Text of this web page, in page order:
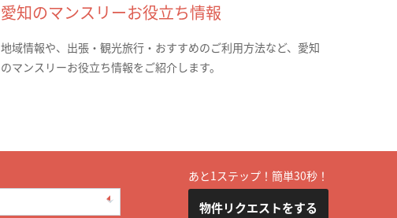
愛知のマンスリーお役立ち情報
地域情報や、出張・観光旅行・おすすめのご利用方法など、愛知
のマンスリーお役立ち情報をご紹介します。
あと1ステップ！簡単30秒！
物件リクエストをする